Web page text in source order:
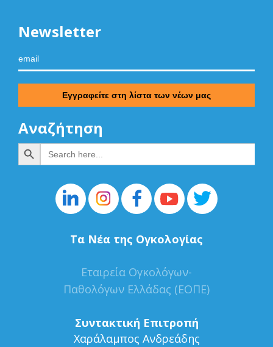
Newsletter
Αναζήτηση
Search
for:
Search Button
Τα Νέα της Ογκολογίας
Εταιρεία Ογκολόγων-
Παθολόγων Ελλάδας (ΕΟΠΕ)
Συντακτική Επιτροπή
Xαράλαμπος Ανδρεάδης